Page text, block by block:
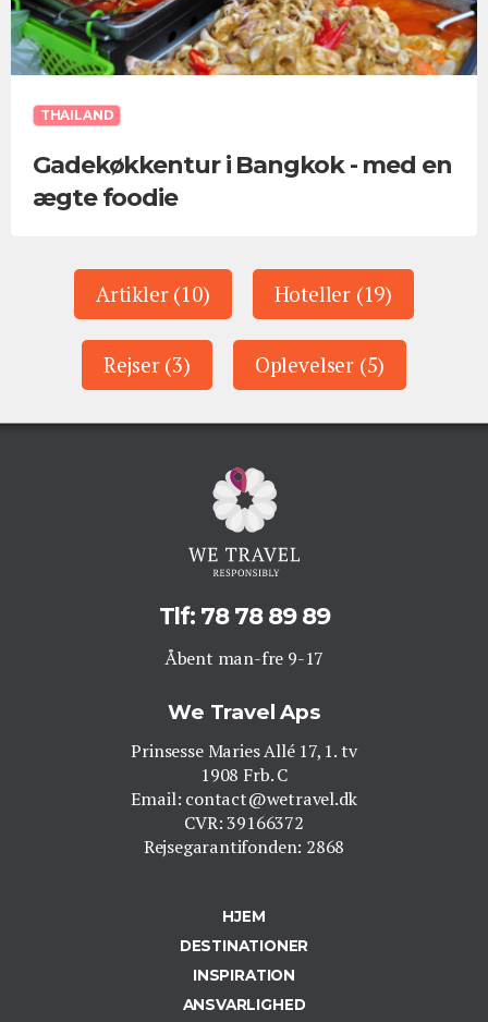
THAILAND
Gadekøkkentur i Bangkok - med en
ægte foodie
Artikler (10) Hoteller (19)
Rejser (3) Oplevelser (5)
Tlf: 78 78 89 89
Åbent man-fre 9-17
We Travel Aps
Prinsesse Maries Allé 17, 1. tv
1908 Frb. C
Email: contact@wetravel.dk
CVR: 39166372
Rejsegarantifonden: 2868
HJEM
DESTINATIONER
INSPIRATION
ANSVARLIGHED